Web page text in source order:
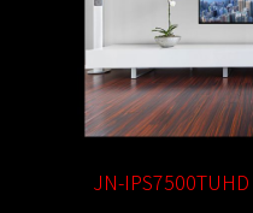
JN-IPS7500TUHD